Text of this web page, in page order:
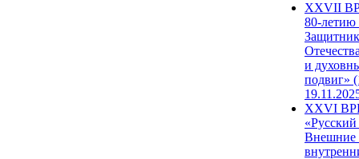
ХХVII
80-
и
подвиг»
XXVI
Внешние